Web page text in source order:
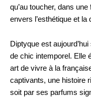
qu’au toucher, dans
envers l’esthétique et la
Diptyque est
de chic intemporel. Elle
art de vivre à la
captivants, une histoire
soit par ses parfums